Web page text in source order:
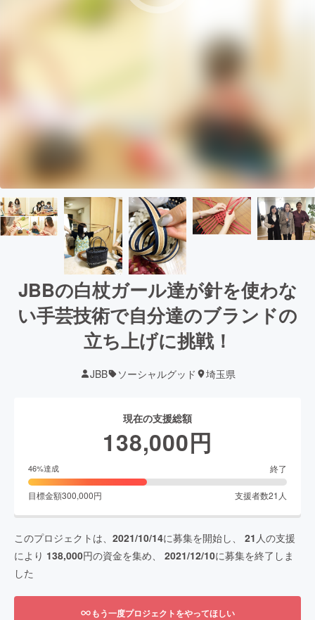
JBBの白杖ガール達が針を使わな
い手芸技術で自分達のブランドの
立ち上げに挑戦！
JBB ソーシャルグッド 埼玉県
現在の支援総額
138,000円
46%達成 終了
目標金額300,000円 支援者数21 人
このプロジェクトは、 2021/10/14に募集を開始し、 21 人の支援
により 138,000円の資金を集め、 2021/12/10に募集を終了しま
した
もう一度プロジェクトをやってほしい